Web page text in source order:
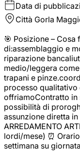
Data di
Città Gorla
🎯 Posizione –
di:assemblaggio e
riparazione
medio/leggera
trapani e
processo qualitativo
offriamoContratto in
possibilità di
assunzione diretta in
ARREDAMENTO
lordi/mese) ⏰
settimana su